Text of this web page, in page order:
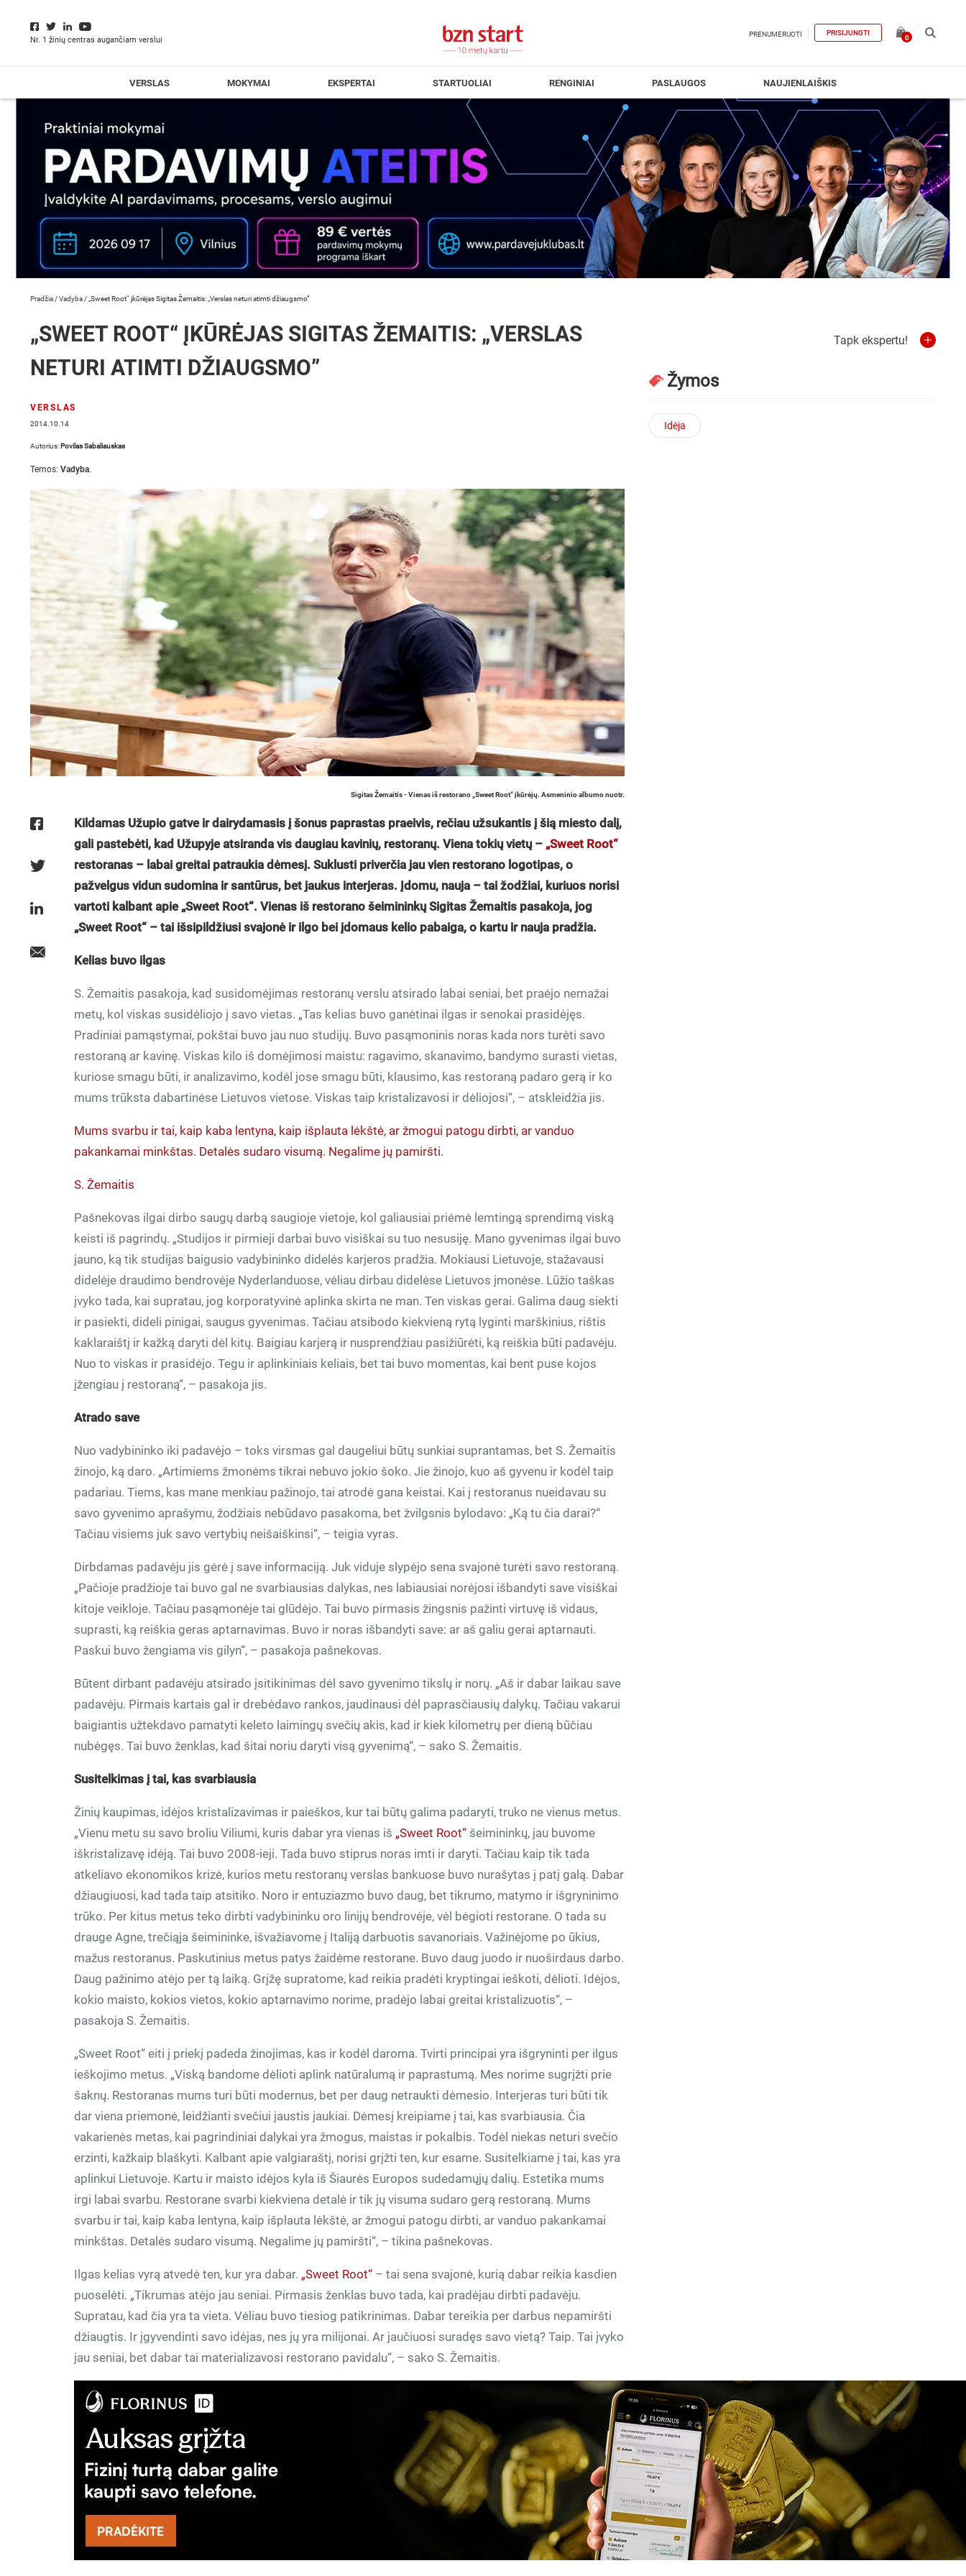
Nr. 1 žinių centras augančiam verslui
PRENUMERUOTI PRISIJUNGTI
0
VERSLAS MOKYMAI EKSPERTAI STARTUOLIAI RENGINIAI PASLAUGOS NAUJIENLAIŠKIS
Pradžia /Vadyba / „Sweet Root“ įkūrėjas Sigitas Žemaitis: „Verslas neturi atimti džiaugsmo”
„SWEET ROOT“ ĮKŪRĖJAS SIGITAS ŽEMAITIS: „VERSLAS
NETURI ATIMTI DŽIAUGSMO”
VERSLAS
2014.10.14
Autorius: Povilas Sabaliauskas
Temos: Vadyba.
Sigitas Žemaitis - Vienas iš restorano „Sweet Root“ įkūrėjų. Asmeninio albumo nuotr.
Kildamas Užupio gatve ir dairydamasis į šonus paprastas praeivis, rečiau užsukantis į šią miesto dalį,
gali pastebėti, kad Užupyje atsiranda vis daugiau kavinių, restoranų. Viena tokių vietų – „Sweet Root“
restoranas – labai greitai patraukia dėmesį. Suklusti priverčia jau vien restorano logotipas, o
pažvelgus vidun sudomina ir santūrus, bet jaukus interjeras. Įdomu, nauja – tai žodžiai, kuriuos norisi
vartoti kalbant apie „Sweet Root“. Vienas iš restorano šeimininkų Sigitas Žemaitis pasakoja, jog
„Sweet Root“ – tai išsipildžiusi svajonė ir ilgo bei įdomaus kelio pabaiga, o kartu ir nauja pradžia.
Kelias buvo ilgas
S. Žemaitis pasakoja, kad susidomėjimas restoranų verslu atsirado labai seniai, bet praėjo nemažai
metų, kol viskas susidėliojo į savo vietas. „Tas kelias buvo ganėtinai ilgas ir senokai prasidėjęs.
Pradiniai pamąstymai, pokštai buvo jau nuo studijų. Buvo pasąmoninis noras kada nors turėti savo
restoraną ar kavinę. Viskas kilo iš domėjimosi maistu: ragavimo, skanavimo, bandymo surasti vietas,
kuriose smagu būti, ir analizavimo, kodėl jose smagu būti, klausimo, kas restoraną padaro gerą ir ko
mums trūksta dabartinėse Lietuvos vietose. Viskas taip kristalizavosi ir dėliojosi“, – atskleidžia jis.
Mums svarbu ir tai, kaip kaba lentyna, kaip išplauta lėkštė, ar žmogui patogu dirbti, ar vanduo
pakankamai minkštas. Detalės sudaro visumą. Negalime jų pamiršti.
S. Žemaitis
Pašnekovas ilgai dirbo saugų darbą saugioje vietoje, kol galiausiai priėmė lemtingą sprendimą viską
keisti iš pagrindų. „Studijos ir pirmieji darbai buvo visiškai su tuo nesusiję. Mano gyvenimas ilgai buvo
jauno, ką tik studijas baigusio vadybininko didelės karjeros pradžia. Mokiausi Lietuvoje, stažavausi
didelėje draudimo bendrovėje Nyderlanduose, vėliau dirbau didelėse Lietuvos įmonėse. Lūžio taškas
įvyko tada, kai supratau, jog korporatyvinė aplinka skirta ne man. Ten viskas gerai. Galima daug siekti
ir pasiekti, dideli pinigai, saugus gyvenimas. Tačiau atsibodo kiekvieną rytą lyginti marškinius, rištis
kaklaraištį ir kažką daryti dėl kitų. Baigiau karjerą ir nusprendžiau pasižiūrėti, ką reiškia būti padavėju.
Nuo to viskas ir prasidėjo. Tegu ir aplinkiniais keliais, bet tai buvo momentas, kai bent puse kojos
įžengiau į restoraną“, – pasakoja jis.
Atrado save
Nuo vadybininko iki padavėjo – toks virsmas gal daugeliui būtų sunkiai suprantamas, bet S. Žemaitis
žinojo, ką daro. „Artimiems žmonėms tikrai nebuvo jokio šoko. Jie žinojo, kuo aš gyvenu ir kodėl taip
padariau. Tiems, kas mane menkiau pažinojo, tai atrodė gana keistai. Kai į restoranus nueidavau su
savo gyvenimo aprašymu, žodžiais nebūdavo pasakoma, bet žvilgsnis bylodavo: „Ką tu čia darai?“
Tačiau visiems juk savo vertybių neišaiškinsi“, – teigia vyras.
Dirbdamas padavėju jis gėrė į save informaciją. Juk viduje slypėjo sena svajonė turėti savo restoraną.
„Pačioje pradžioje tai buvo gal ne svarbiausias dalykas, nes labiausiai norėjosi išbandyti save visiškai
kitoje veikloje. Tačiau pasąmonėje tai glūdėjo. Tai buvo pirmasis žingsnis pažinti virtuvę iš vidaus,
suprasti, ką reiškia geras aptarnavimas. Buvo ir noras išbandyti save: ar aš galiu gerai aptarnauti.
Paskui buvo žengiama vis gilyn“, – pasakoja pašnekovas.
Būtent dirbant padavėju atsirado įsitikinimas dėl savo gyvenimo tikslų ir norų. „Aš ir dabar laikau save
padavėju. Pirmais kartais gal ir drebėdavo rankos, jaudinausi dėl paprasčiausių dalykų. Tačiau vakarui
baigiantis užtekdavo pamatyti keleto laimingų svečių akis, kad ir kiek kilometrų per dieną būčiau
nubėgęs. Tai buvo ženklas, kad šitai noriu daryti visą gyvenimą“, – sako S. Žemaitis.
Susitelkimas į tai, kas svarbiausia
Žinių kaupimas, idėjos kristalizavimas ir paieškos, kur tai būtų galima padaryti, truko ne vienus metus.
„Vienu metu su savo broliu Viliumi, kuris dabar yra vienas iš „Sweet Root“ šeimininkų, jau buvome
iškristalizavę idėją. Tai buvo 2008-ieji. Tada buvo stiprus noras imti ir daryti. Tačiau kaip tik tada
atkeliavo ekonomikos krizė, kurios metu restoranų verslas bankuose buvo nurašytas į patį galą. Dabar
džiaugiuosi, kad tada taip atsitiko. Noro ir entuziazmo buvo daug, bet tikrumo, matymo ir išgryninimo
trūko. Per kitus metus teko dirbti vadybininku oro linijų bendrovėje, vėl bėgioti restorane. O tada su
drauge Agne, trečiąja šeimininke, išvažiavome į Italiją darbuotis savanoriais. Važinėjome po ūkius,
mažus restoranus. Paskutinius metus patys žaidėme restorane. Buvo daug juodo ir nuoširdaus darbo.
Daug pažinimo atėjo per tą laiką. Grįžę supratome, kad reikia pradėti kryptingai ieškoti, dėlioti. Idėjos,
kokio maisto, kokios vietos, kokio aptarnavimo norime, pradėjo labai greitai kristalizuotis“, –
pasakoja S. Žemaitis.
„Sweet Root“ eiti į priekį padeda žinojimas, kas ir kodėl daroma. Tvirti principai yra išgryninti per ilgus
ieškojimo metus. „Viską bandome dėlioti aplink natūralumą ir paprastumą. Mes norime sugrįžti prie
šaknų. Restoranas mums turi būti modernus, bet per daug netraukti dėmesio. Interjeras turi būti tik
dar viena priemonė, leidžianti svečiui jaustis jaukiai. Dėmesį kreipiame į tai, kas svarbiausia. Čia
vakarienės metas, kai pagrindiniai dalykai yra žmogus, maistas ir pokalbis. Todėl niekas neturi svečio
erzinti, kažkaip blaškyti. Kalbant apie valgiaraštį, norisi grįžti ten, kur esame. Susitelkiame į tai, kas yra
aplinkui Lietuvoje. Kartu ir maisto idėjos kyla iš Šiaurės Europos sudedamųjų dalių. Estetika mums
irgi labai svarbu. Restorane svarbi kiekviena detalė ir tik jų visuma sudaro gerą restoraną. Mums
svarbu ir tai, kaip kaba lentyna, kaip išplauta lėkštė, ar žmogui patogu dirbti, ar vanduo pakankamai
minkštas. Detalės sudaro visumą. Negalime jų pamiršti“, – tikina pašnekovas.
Ilgas kelias vyrą atvedė ten, kur yra dabar. „Sweet Root“ – tai sena svajonė, kurią dabar reikia kasdien
puoselėti. „Tikrumas atėjo jau seniai. Pirmasis ženklas buvo tada, kai pradėjau dirbti padavėju.
Supratau, kad čia yra ta vieta. Vėliau buvo tiesiog patikrinimas. Dabar tereikia per darbus nepamiršti
džiaugtis. Ir įgyvendinti savo idėjas, nes jų yra milijonai. Ar jaučiuosi suradęs savo vietą? Taip. Tai įvyko
jau seniai, bet dabar tai materializavosi restorano pavidalu“, – sako S. Žemaitis.
Tapk ekspertu!
Žymos
Idėja